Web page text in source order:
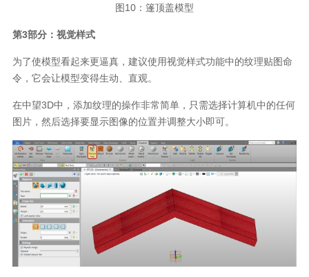
图10 ：篷顶盖模型
第3部分：视觉样式
为了使模型看起来更逼真，建议使用视觉样式功能中的纹理贴图命
令，它会让模型变得生动、直观。
在中望3D中，添加纹理的操作非常简单，只需选择计算机中的任何
图片，然后选择要显示图像的位置并调整大小即可。